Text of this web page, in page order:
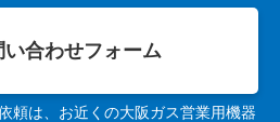
い合わせフォーム
頼は、お近くの大阪ガス営業用機器